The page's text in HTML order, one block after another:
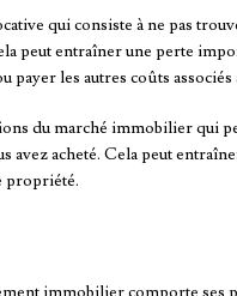
qui consiste à ne pas
peut entraîner une perte
les autres coûts associés
du marché immobilier qui
avez acheté. Cela peut
propriété.